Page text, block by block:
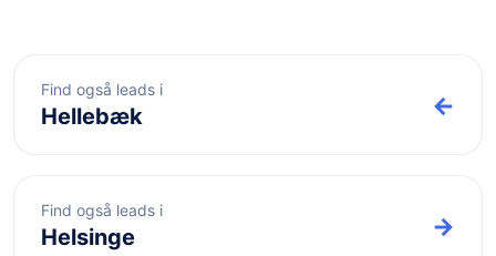
Find også leads i
Hellebæk ←
Find også leads i
Helsinge →